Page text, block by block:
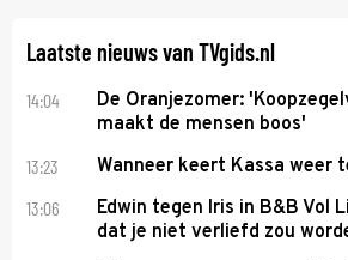
Laatste nieuws van TVgids.nl
14:04
De Oranjezomer:
maakt de mensen boos'
13:23 Wanneer keert Kassa weer
13:06
Edwin tegen Iris in B&B Vol
dat je niet verliefd zou